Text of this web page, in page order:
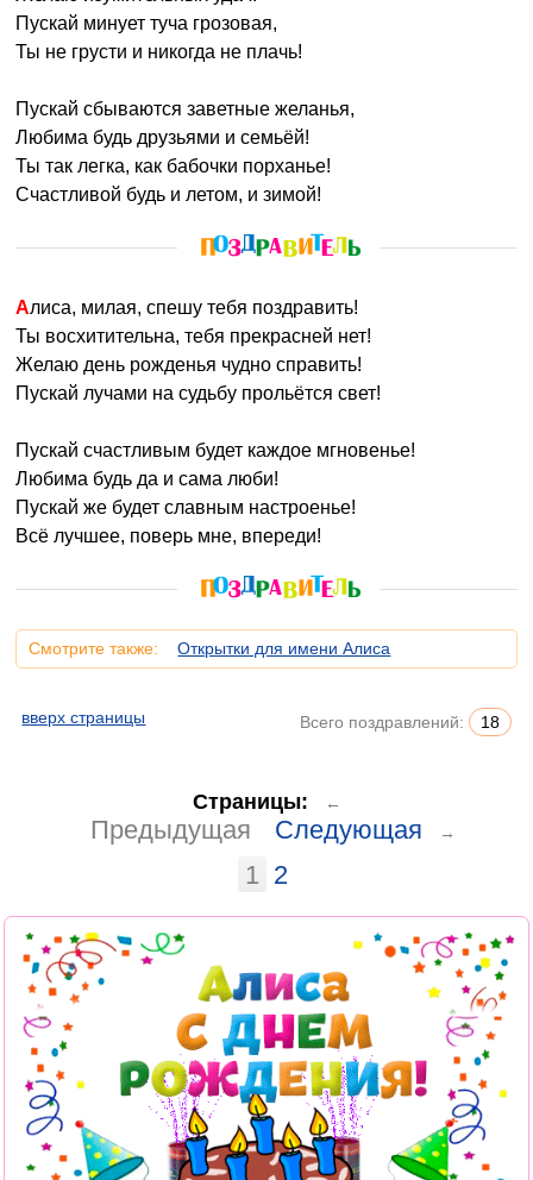
Пускай минует туча грозовая,
Ты не грусти и никогда не плачь!
Пускай сбываются заветные желанья,
Любима будь друзьями и семьёй!
Ты так легка, как бабочки порханье!
Счастливой будь и летом, и зимой!
Алиса, милая, спешу тебя поздравить!
Ты восхитительна, тебя прекрасней нет!
Желаю день рожденья чудно справить!
Пускай лучами на судьбу прольётся свет!
Пускай счастливым будет каждое мгновенье!
Любима будь да и сама люби!
Пускай же будет славным настроенье!
Всё лучшее, поверь мне, впереди!
Смотрите также: Открытки для имени Алиса
вверх страницы Всего поздравлений: 18
Страницы: ←
Предыдущая Следующая →
1 2